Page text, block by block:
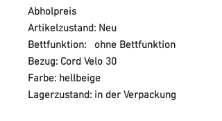
Abholpreis
Artikelzustand: Neu
Bettfunktion: ohne Bettfunktion
Bezug: Cord Velo 30
Farbe: hellbeige
Lagerzustand: in der Verpackung